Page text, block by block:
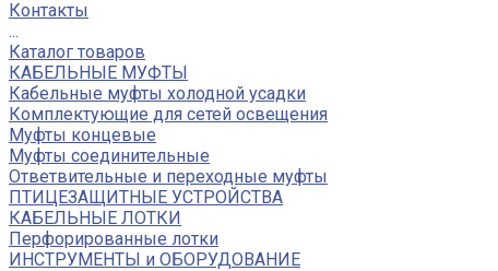
Контакты
...
Каталог товаров
КАБЕЛЬНЫЕ МУФТЫ
Кабельные муфты холодной усадки
Комплектующие для сетей освещения
Муфты концевые
Муфты соединительные
Ответвительные и переходные муфты
ПТИЦЕЗАЩИТНЫЕ УСТРОЙСТВА
КАБЕЛЬНЫЕ ЛОТКИ
Перфорированные лотки
ИНСТРУМЕНТЫ и ОБОРУДОВАНИЕ